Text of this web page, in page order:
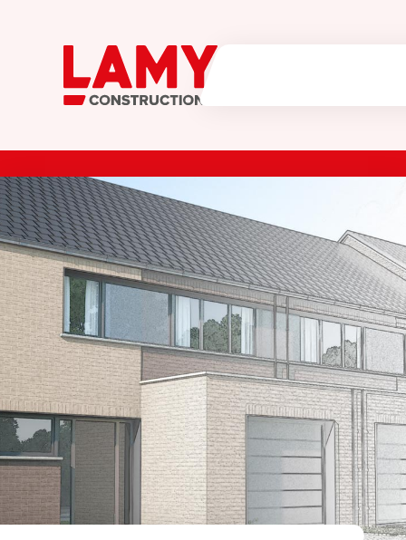
Savoir faire Lamy
MAISONS
APPARTEMENTS
GUIDE DE LA CONSTRUCTION
Les étapes de la construction
Le cahier des charges